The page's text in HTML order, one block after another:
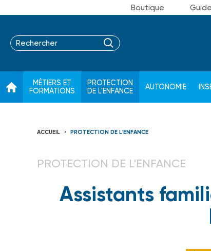
Boutique
MÉTIERS ET
FORMATIONS
PROTECTION
DE L'ENFANCE
AUTONOMIE
ACCUEIL PROTECTION DE L'ENFANCE
PROTECTION DE L'ENFANCE
Assistants